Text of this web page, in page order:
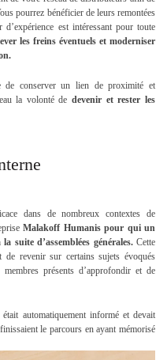
pourrez bénéficier de leurs remontées
est intéressant pour toute
les freins éventuels et moderniser
de conserver un lien de proximité et
la volonté dedevenir et rester les
dans de nombreux contextes de
Malakoff Humanis pour qui un
suite d’assemblées générales.Cette
revenir sur certains sujets évoqués
présents d’approfondir et de
automatiquement informé et devait
le parcours en ayant mémorisé